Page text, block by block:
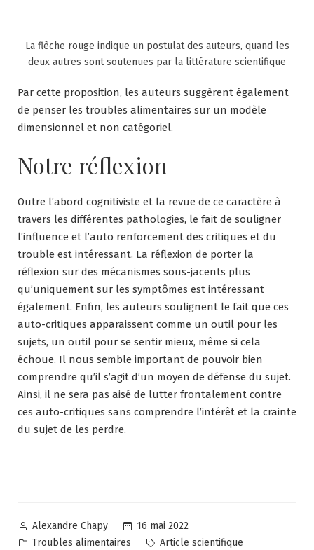
La flèche rouge indique un postulat des auteurs, quand les
deux autres sont soutenues par la littérature scientifique
Par cette proposition, les auteurs suggèrent également
de penser les troubles alimentaires sur un modèle
dimensionnel et non catégoriel.
Notre réflexion
Outre l’abord cognitiviste et la revue de ce caractère à
travers les différentes pathologies, le fait de souligner
l’influence et l’auto renforcement des critiques et du
trouble est intéressant. La réflexion de porter la
réflexion sur des mécanismes sous-jacents plus
qu’uniquement sur les symptômes est intéressant
également. Enfin, les auteurs soulignent le fait que ces
auto-critiques apparaissent comme un outil pour les
sujets, un outil pour se sentir mieux, même si cela
échoue. Il nous semble important de pouvoir bien
comprendre qu’il s’agit d’un moyen de défense du sujet.
Ainsi, il ne sera pas aisé de lutter frontalement contre
ces auto-critiques sans comprendre l’intérêt et la crainte
du sujet de les perdre.
Posted
by
Alexandre Chapy
16 mai 2022
Posted
Troubles alimentaires Tags:
Article scientifique